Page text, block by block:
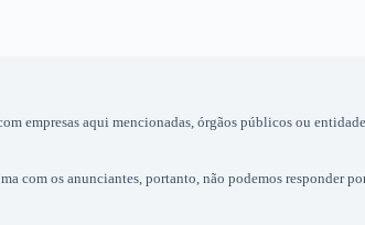
empresas aqui mencionadas, órgãos públicos ou
com os anunciantes, portanto, não podemos responder